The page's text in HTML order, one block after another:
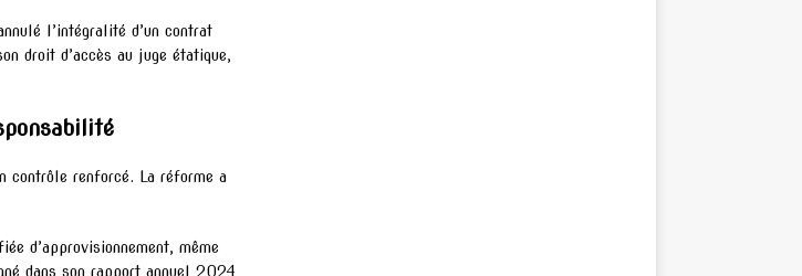
l’intégralité d’un contrat
droit d’accès au juge étatique,
contrôle renforcé. La réforme a
d’approvisionnement, même
dans son rapport annuel 2024